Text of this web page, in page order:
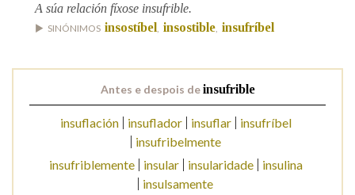
Nas definicións
A súa relación fíxose insufrible.
SINÓNIMOS insostíbel insostible insufríbel
Antes e despois deinsufrible
insuflación insuflador insuflar
insufríbel
insufribelmente
insufriblemente
insular insularidade
insulina
insulsamente